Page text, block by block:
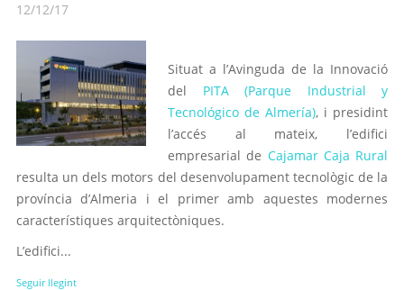
12/12/17
Situat a l’Avinguda de la Innovació
del PITA (Parque Industrial y
Tecnológico de Almería), i presidint
l’accés al mateix, l’edifici
empresarial de Cajamar Caja Rural
resulta un dels motors del desenvolupament tecnològic de la
província d’Almeria i el primer amb aquestes modernes
característiques arquitectòniques.
L’edifici...
Seguir llegint